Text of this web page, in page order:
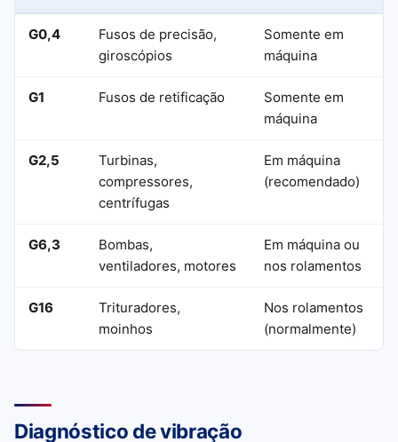
G0,4
Fusos de precisão,
giroscópios
Somente em
máquina
G1 Fusos de retificação
Somente em
máquina
G2,5
Turbinas,
compressores,
centrífugas
Em máquina
(recomendado)
G6,3
Bombas,
ventiladores, motores
Em máquina ou
nos rolamentos
G16
Trituradores,
moinhos
Nos rolamentos
(normalmente)
Diagnóstico de vibração